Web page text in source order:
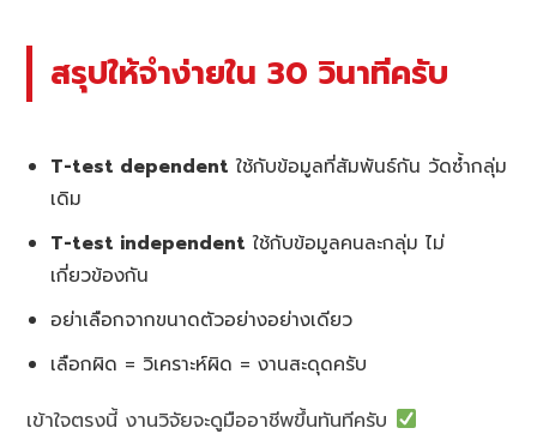
สรุปให้จำง่ายใน 30 วินาทีครับ
T-test dependent ใช้กับข้อมูลที่สัมพันธ์กัน วัดซ้ำกลุ่ม
เดิม
T-test independent ใช้กับข้อมูลคนละกลุ่ม ไม่
เกี่ยวข้องกัน
อย่าเลือกจากขนาดตัวอย่างอย่างเดียว
เลือกผิด = วิเคราะห์ผิด = งานสะดุดครับ
เข้าใจตรงนี้ งานวิจัยจะดูมืออาชีพขึ้นทันทีครับ